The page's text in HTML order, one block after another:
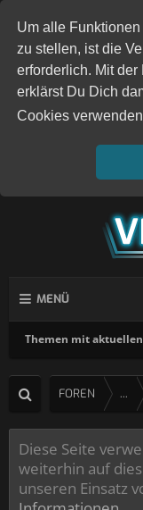
Um alle
zu stellen, ist die
erforderlich. Mit
erklärst Du Dich
Cookies
MENÜ
Themen mit
FOREN ...
Diese Seite
weiterhin auf
unseren Einsatz